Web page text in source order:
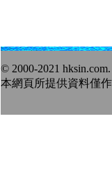
© 2000-2021
本網頁所提供資料僅